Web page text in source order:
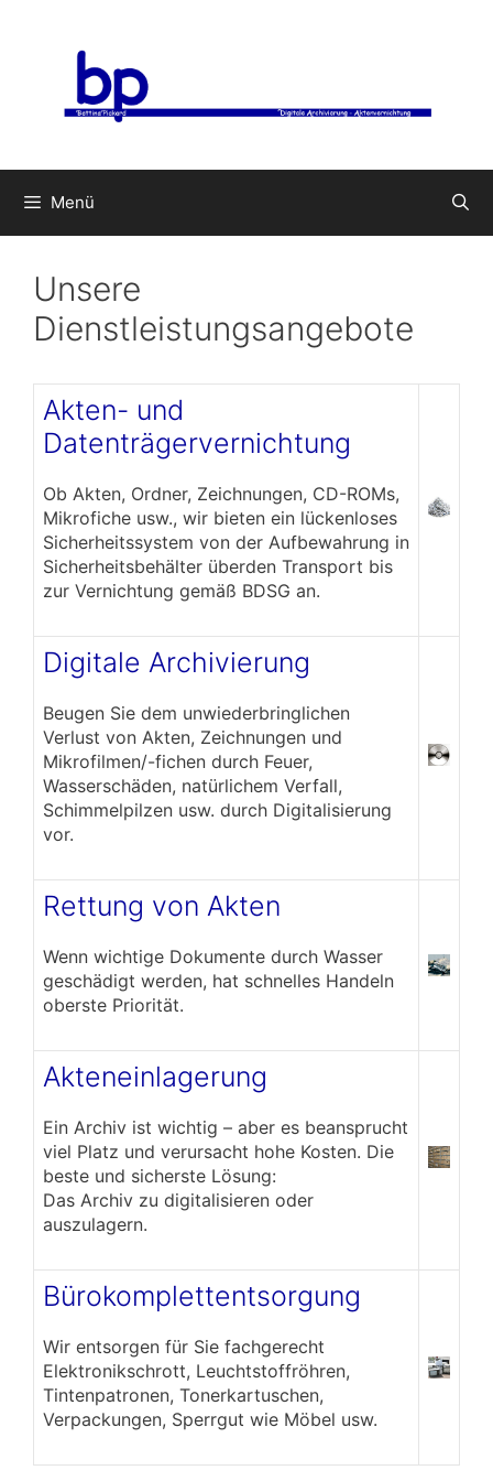
Menü
Unsere
Dienstleistungsangebote
Akten- und
Datenträgervernichtung
Ob Akten, Ordner, Zeichnungen, CD-ROMs,
Mikrofiche usw., wir bieten ein lückenloses
Sicherheitssystem von der Aufbewahrung in
Sicherheitsbehälter überden Transport bis
zur Vernichtung gemäß BDSG an.
Digitale Archivierung
Beugen Sie dem unwiederbringlichen
Verlust von Akten, Zeichnungen und
Mikrofilmen/-fichen durch Feuer,
Wasserschäden, natürlichem Verfall,
Schimmelpilzen usw. durch Digitalisierung
vor.
Rettung von Akten
Wenn wichtige Dokumente durch Wasser
geschädigt werden, hat schnelles Handeln
oberste Priorität.
Akteneinlagerung
Ein Archiv ist wichtig – aber es beansprucht
viel Platz und verursacht hohe Kosten. Die
beste und sicherste Lösung:
Das Archiv zu digitalisieren oder
auszulagern.
Bürokomplettentsorgung
Wir entsorgen für Sie fachgerecht
Elektronikschrott, Leuchtstoffröhren,
Tintenpatronen, Tonerkartuschen,
Verpackungen, Sperrgut wie Möbel usw.